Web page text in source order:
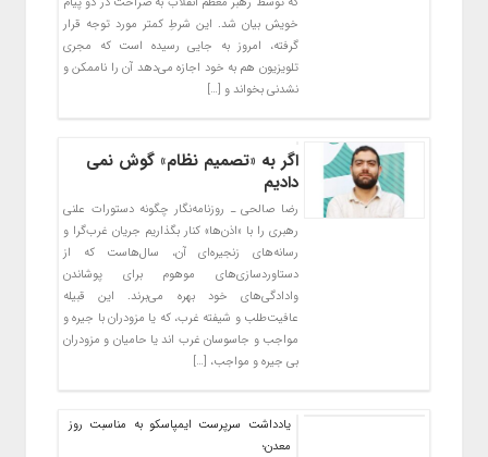
خویش بیان شد. این شرطِ کمتر مورد توجه قرار
گرفته، امروز به جایی رسیده است که مجری
تلویزیون هم به خود اجازه می‌دهد آن را ناممکن و
نشدنی بخواند و […]
اگر به «تصمیم نظام» گوش نمی
دادیم
رضا صالحی ـ روزنامه‌نگار چگونه دستورات علنی
رهبری را با «اذن‌ها» کنار بگذاریم جریان غرب‌گرا و
رسانه‌های زنجیره‌ای آن، سال‌هاست که از
دستاوردسازی‌های موهوم برای پوشاندن
وادادگی‌های خود بهره می‌برند. این قبیله
عافیت‌طلب و شیفته غرب، که یا مزودران با جیره و
مواجب و جاسوسان غرب اند یا حامیان و مزودران
بی جیره و مواجب، […]
یادداشت سرپرست ایمپاسکو به مناسبت روز
معدن؛